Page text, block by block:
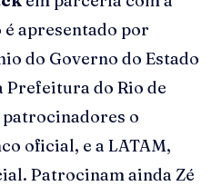
apresentado por
do Governo do Estado
Prefeitura do Rio de
patrocinadores o
oficial, e a LATAM,
Patrocinam ainda Zé